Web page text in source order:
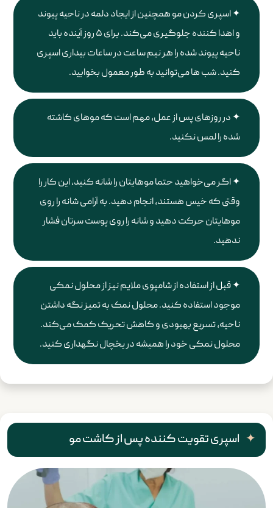
اسپری کردن مو همچنین از ایجاد دلمه در ناحیه پیوند
و اهدا کننده جلوگیری می‌کند. برای ۵ روز آینده باید
ناحیه پیوند شده را هر نیم ساعت در ساعات بیداری اسپری
کنید. شب ها می‌توانید به طور معمول بخوابید.
در روزهای پس از عمل، مهم است که موهای کاشته
شده را لمس نکنید.
اگر می‌خواهید حتما موهایتان را شانه کنید، این کار را
وقتی که خیس هستند، انجام دهید. به آرامی شانه را روی
موهایتان حرکت دهید و شانه را روی پوست سرتان فشار
ندهید.
قبل از استفاده از شامپوی ملایم نیز از محلول نمکی
موجود استفاده کنید. محلول نمک به تمیز نگه داشتن
ناحیه، تسریع بهبودی و کاهش تحریک کمک می‌کند.
محلول نمکی خود را همیشه در یخچال نگهداری کنید.
اسپری تقویت کننده پس از کاشت مو